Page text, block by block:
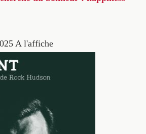
A l'affiche